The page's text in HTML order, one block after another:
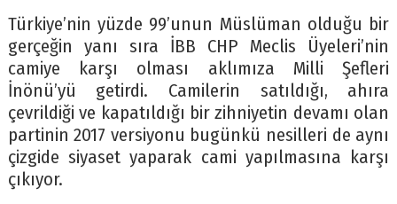
Türkiye’nin yüzde 99’unun Müslüman olduğu bir
gerçeğin yanı sıra İBB CHP Meclis Üyeleri’nin
camiye karşı olması aklımıza Milli Şefleri
İnönü’yü getirdi. Camilerin satıldığı, ahıra
çevrildiği ve kapatıldığı bir zihniyetin devamı olan
partinin 2017 versiyonu bugünkü nesilleri de aynı
çizgide siyaset yaparak cami yapılmasına karşı
çıkıyor.